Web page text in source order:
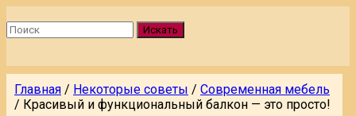
Искать
Главная / Некоторые советы / Современная мебель
/ Красивый и функциональный балкон — это просто!